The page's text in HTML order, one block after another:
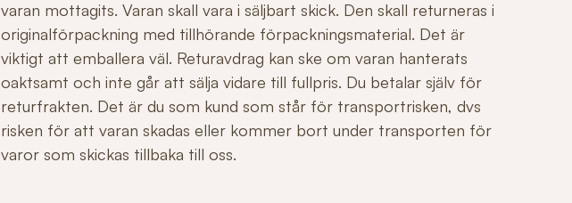
varan mottagits. Varan skall vara i säljbart skick. Den skall returneras i
originalförpackning med tillhörande förpackningsmaterial. Det är
viktigt att emballera väl. Returavdrag kan ske om varan hanterats
oaktsamt och inte går att sälja vidare till fullpris. Du betalar själv för
returfrakten. Det är du som kund som står för transportrisken, dvs
risken för att varan skadas eller kommer bort under transporten för
varor som skickas tillbaka till oss.